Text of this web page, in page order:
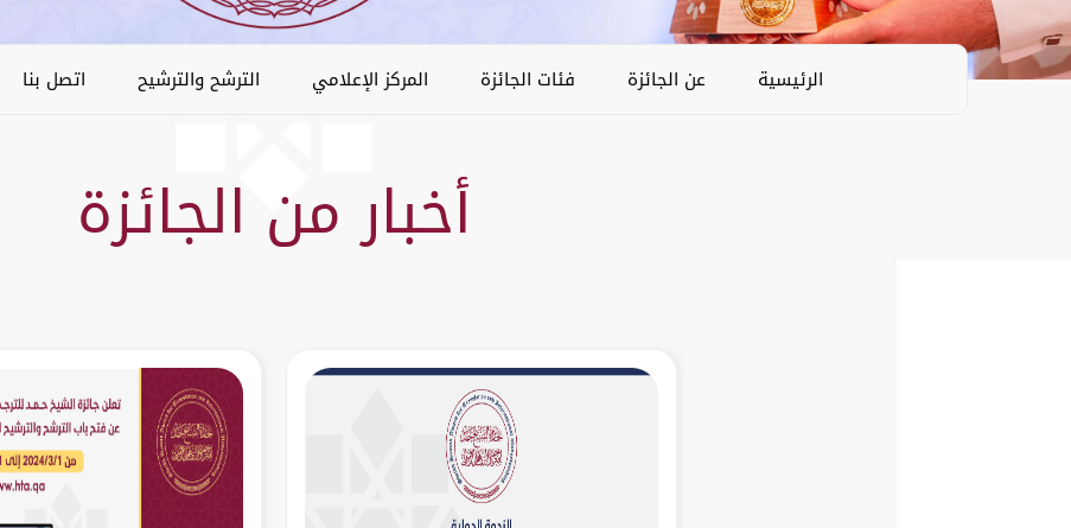
الرئيسية عن الجائزة فئات الجائزة المركز الإعلامي الترشح والترشيح اتصل بنا
أخبار من الجائزة